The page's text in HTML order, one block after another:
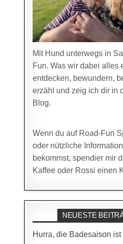
Mit Hund unterwegs in
Fun. Was wir dabei alles
entdecken, bewundern,
erzähl und zeig ich dir in
Blog.
Wenn du auf Road-Fun
oder nützliche
bekommst, spendier mir
Kaffee oder Rossi einen
NEUESTE
Hurra, die Badesaison ist